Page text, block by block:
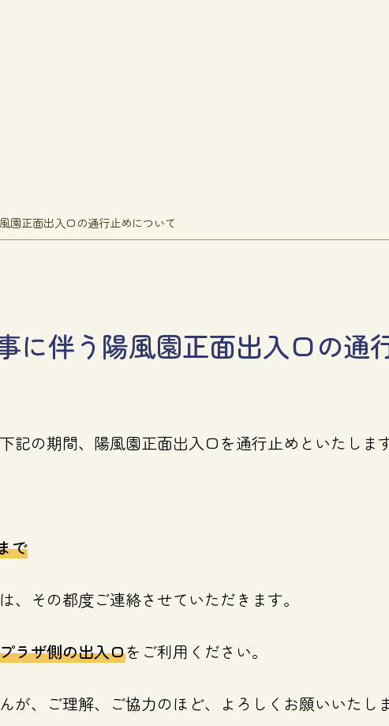
園正面出入口の通行止めについて
に伴う陽風園正面出入口の通
の期間、陽風園正面出入口を通行止めといたします
で
その都度ご連絡させていただきます。
ラザ側の出入口をご利用ください。
が、ご理解、ご協力のほど、よろしくお願いいたしま